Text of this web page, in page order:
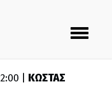
Toggle
navigation
| ΚΩΣΤΑΣ